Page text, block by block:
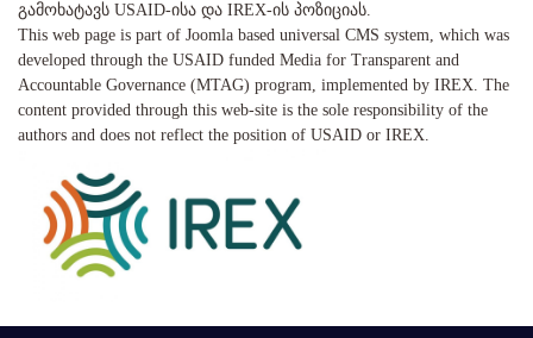
გამოხატავს USAID-ისა და IREX-ის პოზიციას.
This web page is part of Joomla based universal CMS system, which was
developed through the USAID funded Media for Transparent and
Accountable Governance (MTAG) program, implemented by IREX. The
content provided through this web-site is the sole responsibility of the
authors and does not reflect the position of USAID or IREX.